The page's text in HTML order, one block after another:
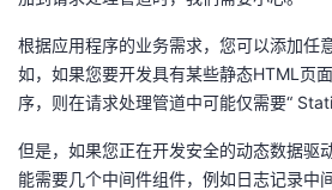
根据应用程序的业务需求，您可以添加任
如，如果您要开发具有某些静态HTML页
序，则在请求处理管道中可能仅需要“
但是，如果您正在开发安全的动态数据驱
能需要几个中间件组件，例如日志记录中